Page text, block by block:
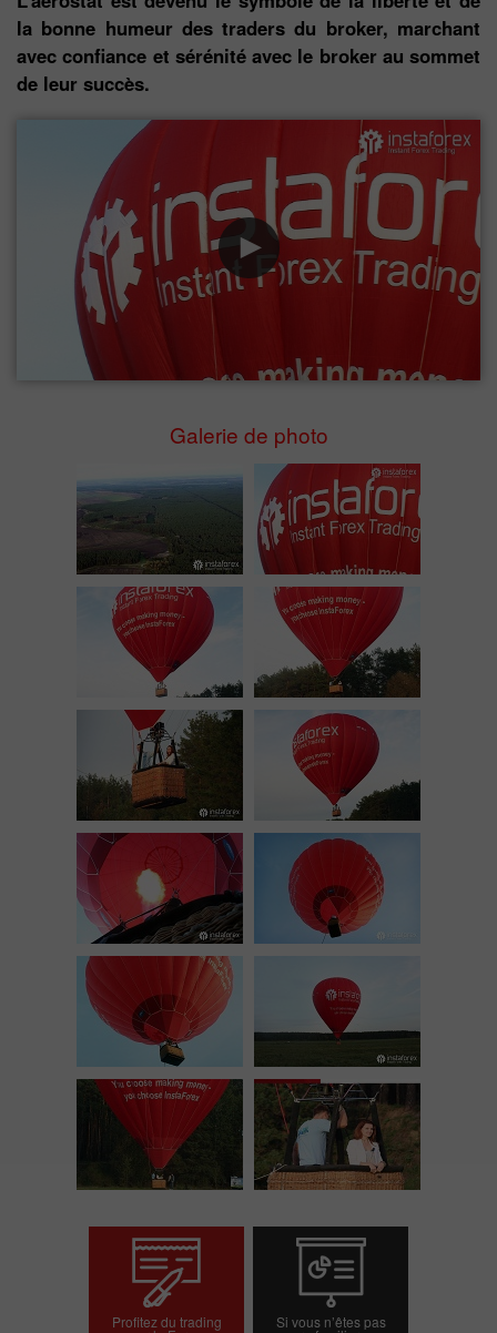
la bonne humeur des traders du broker, marchant
avec confiance et sérénité avec le broker au sommet
de leur succès.
Galerie de photo
Profitez du trading Si vous n’êtes pas